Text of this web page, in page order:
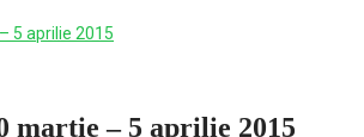
martie – 5 aprilie 2015